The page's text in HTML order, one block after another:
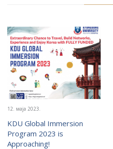
12. маја 2023.
KDU Global Immersion
Program 2023 is
Approaching!